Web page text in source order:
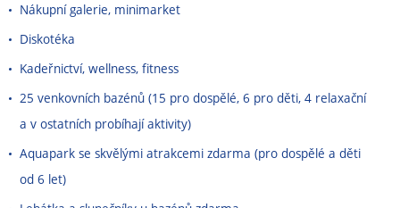
Nákupní galerie, minimarket
Diskotéka
Kadeřnictví, wellness, fitness
25 venkovních bazénů (15 pro dospělé, 6 pro děti, 4 relaxační
a v ostatních probíhají aktivity)
Aquapark se skvělými atrakcemi zdarma (pro dospělé a děti
od 6 let)